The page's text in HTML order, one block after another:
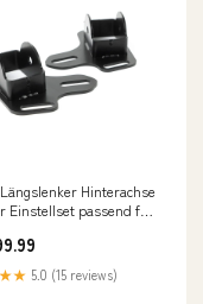
Längslenker Hinterachse
Einstellset passend für
5.0 (15 reviews)